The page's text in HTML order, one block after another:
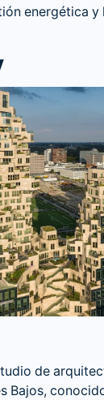
energética
de
Bajos,